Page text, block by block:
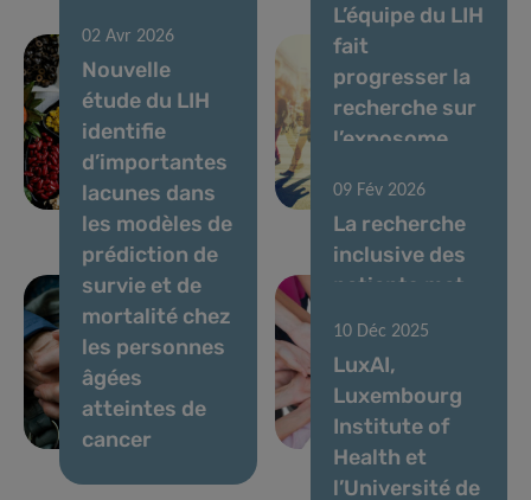
l’évaluation
des risques
chimiques et
nutritionnels
au
Luxembourg
L’équipe du LIH
fait
progresser la
recherche sur
l’exposome
humain
02 Avr 2026
Nouvelle
étude du LIH
identifie
d’importantes
lacunes dans
les modèles de
prédiction de
survie et de
mortalité chez
les personnes
âgées
atteintes de
cancer
09 Fév 2026
La recherche
inclusive des
patients met
travail après
un cancer du
sein
17 Déc 2025
VENUSCANCER
: faire
10 Déc 2025
LuxAI,
Luxembourg
Institute of
Health et
l’Université de